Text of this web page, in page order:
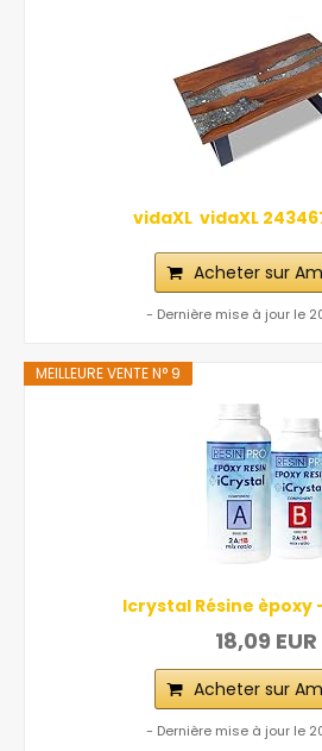
vidaXL ‎ vidaXL‎
Acheter sur
- Dernière mise à jour le
MEILLEURE VENTE N° 9
Icrystal Résine èpoxy
18,09 EUR
Acheter sur
- Dernière mise à jour le